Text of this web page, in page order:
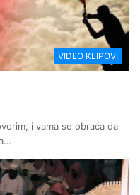
VIDEO KLIPOVI
i vama se obraća da